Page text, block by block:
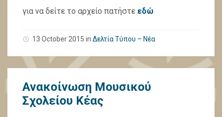
για να δείτε το αρχείο πατήστε εδώ
13 October 2015 in Δελτία Τύπου – Νέα
Ανακοίνωση Μουσικού
Σχολείου Κέας